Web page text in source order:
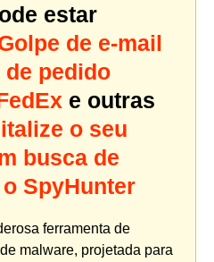
estar
de e-mail
pedido
e outras
o seu
busca de
SpyHunter
ferramenta de
malware, projetada para